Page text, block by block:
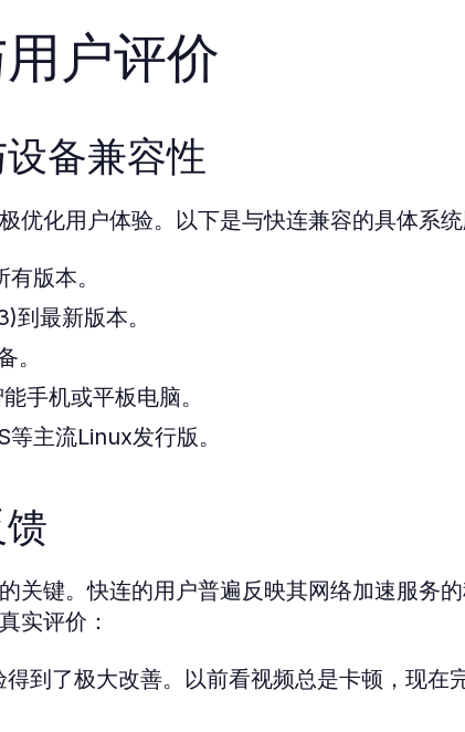
户评价
备兼容性
优化用户体验。以下是与快连兼容的具体系统
版本。
到最新版本。
。
手机或平板电脑。
主流Linux发行版。
关键。快连的用户普遍反映其网络加速服务
实评价：
到了极大改善。以前看视频总是卡顿，现在